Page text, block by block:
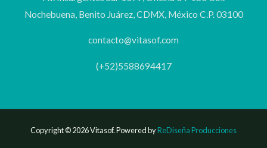
Nochebuena, Benito Juárez, CDMX, México C.P. 03100
contacto@vitasof.com
(+52)5588694417
Copyright © 2026 Vitasof. Powered byReDiseña Producciones